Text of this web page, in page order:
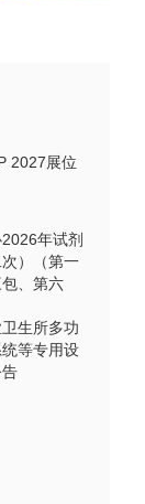
2027展位
年试剂
）（第一
、第六
生所多功
等专用设